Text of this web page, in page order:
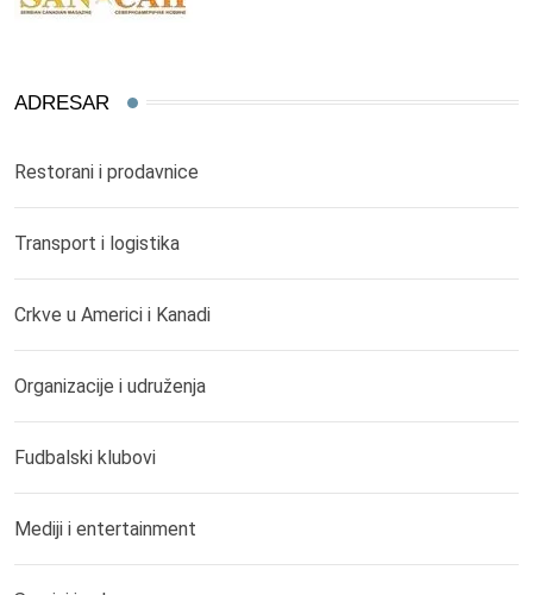
ADRESAR
Restorani i prodavnice
Transport i logistika
Crkve u Americi i Kanadi
Organizacije i udruženja
Fudbalski klubovi
Mediji i entertainment